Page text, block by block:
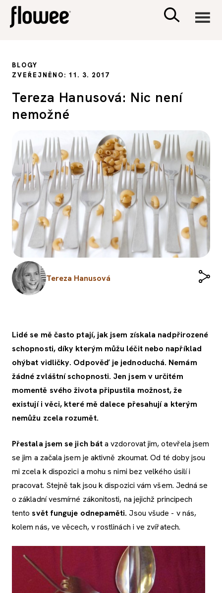
RODINA A DĚTI
SEX A VZTAHY
PORADNA
BLOGY
ZVEŘEJNĚNO: 11. 3. 2017
Tereza Hanusová: Nic není
nemožné
Tereza Hanusová
Lidé se mě často ptají, jak jsem získala nadpřirozené
schopnosti, díky kterým můžu léčit nebo například
ohýbat vidličky. Odpověď je jednoduchá. Nemám
žádné zvláštní schopnosti. Jen jsem v určitém
momentě svého života připustila možnost, že
existují i věci, které mě dalece přesahují a kterým
nemůžu zcela rozumět.
Přestala jsem se jich báta vzdorovat jim, otevřela jsem
se jim a začala jsem je aktivně zkoumat. Od té doby jsou
mi zcela k dispozici a mohu s nimi bez velkého úsilí i
pracovat. Stejně tak jsou k dispozici vám všem. Jedná se
o základní vesmírné zákonitosti, na jejichž principech
tentosvět funguje odnepaměti. Jsou všude - v nás,
kolem nás, ve věcech, v rostlinách i ve zvířatech.